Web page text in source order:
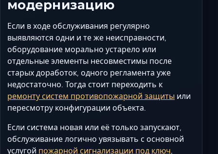
модернизацию
Если в ходе обслуживания регулярно
выявляются одни и те же неисправности,
оборудование морально устарело или
отдельные элементы несовместимы после
старых доработок, одного регламента уже
недостаточно. Тогда стоит переходить к
ремонту систем противопожарной защиты или
пересмотру конфигурации объекта.
Если система новая или её только запускают,
обслуживание логично увязывать с основной
услугой пожарной сигнализации под ключ,